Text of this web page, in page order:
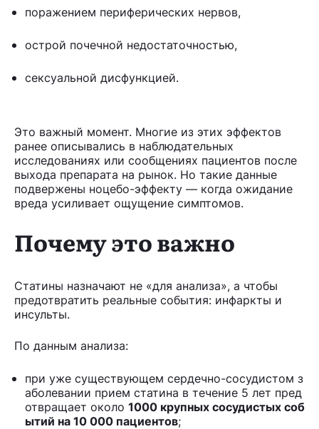
поражением периферических нервов,
острой почечной недостаточностью,
сексуальной дисфункцией.
Это важный момент. Многие из этих эффектов
ранее описывались в наблюдательных
исследованиях или сообщениях пациентов после
выхода препарата на рынок. Но такие данные
подвержены ноцебо-эффекту — когда ожидание
вреда усиливает ощущение симптомов.
Почему это важно
Статины назначают не «для анализа», а чтобы
предотвратить реальные события: инфаркты и
инсульты.
По данным анализа:
при уже существующем сердечно-сосудистом з
аболевании прием статина в течение 5 лет пред
отвращает около 1000 крупных сосудистых соб
ытий на 10 000 пациентов;